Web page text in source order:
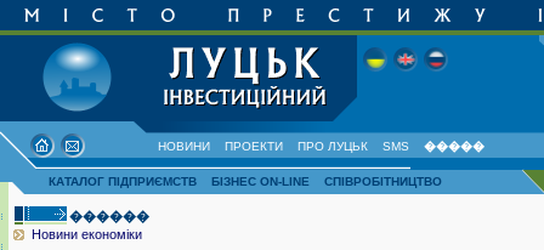
НОВИНИ ПРОЕКТИ ПРО ЛУЦЬК SMS �����
КАТАЛОГ ПІДПРИЄМСТВ БІЗНЕС ON-LINE СПІВРОБІТНИЦТВО
������
Новини економіки